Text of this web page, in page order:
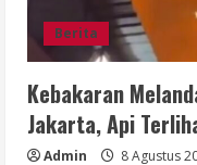
Berita
Kebakaran
Jakarta, Api
Admin 8 Agustus